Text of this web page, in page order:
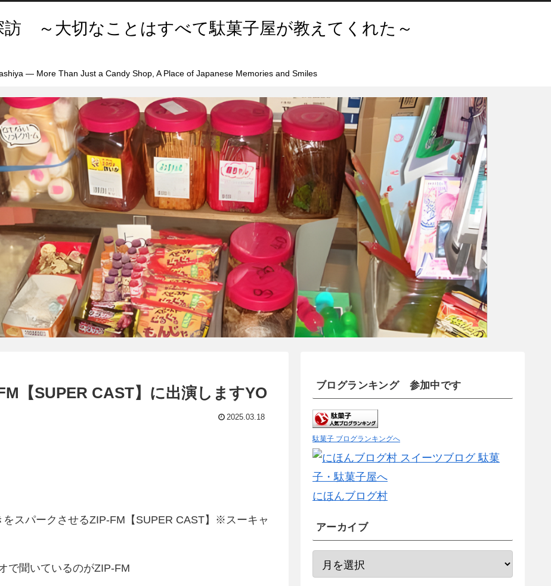
訪 ～大切なことはすべて駄菓子屋が教えてくれた～
— More Than Just a Candy Shop, A Place of Japanese Memories and Smiles
【SUPER CAST】に出演しますYO
2025.03.18
スパークさせるZIP-FM【SUPER CAST】※スーキャ
で聞いているのがZIP-FM
ブログランキング 参加中です
駄菓子 ブログランキングへ
にほんブログ村
アーカイブ